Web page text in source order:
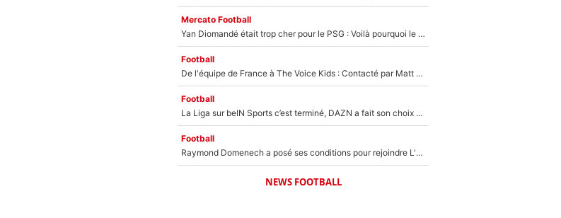
Mercato Football
Yan Diomandé était trop cher pour le PSG : Voilà pourquoi le Real Madrid a accepté de payer la somme record de 140M€ pour boucler son transfert !
Football
De l'équipe de France à The Voice Kids : Contacté par Matt Pokora, Kylian Mbappé a accepté de jouer un rôle inédit sur TF1 !
Football
La Liga sur beIN Sports c’est terminé, DAZN a fait son choix pour Benjamin Da Silva et Omar Da Fonseca !
Football
Raymond Domenech a posé ses conditions pour rejoindre L'EQUIPE du Soir : Il refuse de faire l'émission avec un autre chroniqueur !
NEWS FOOTBALL